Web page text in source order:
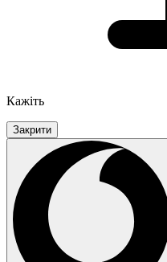
Кажіть
Закрити